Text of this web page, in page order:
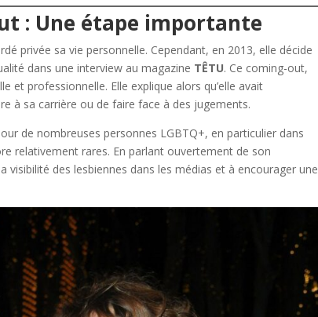
: Une étape importante
privée sa vie personnelle. Cependant, en 2013, elle décide
dans une interview au magazine TÊTU. Ce coming-out,
et professionnelle. Elle explique alors qu’elle avait
à sa carrière ou de faire face à des jugements.
de nombreuses personnes LGBTQ+, en particulier dans
relativement rares. En parlant ouvertement de son
des lesbiennes dans les médias et à encourager une